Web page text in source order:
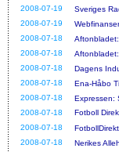
2008-07-19
Sveriges
2008-07-19
2008-07-18
2008-07-18
2008-07-18
Dagens
2008-07-18
Ena-Håbo
2008-07-18
Expressen:
2008-07-18
Fotboll
2008-07-18
2008-07-18
Nerikes